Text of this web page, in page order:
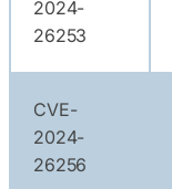
2024-
26253
CVE-
2024-
26256